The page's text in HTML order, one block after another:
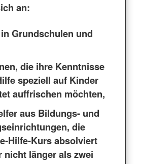
an:
Grundschulen und
die ihre Kenntnisse
speziell auf Kinder
auffrischen möchten,
aus Bildungs- und
die
Hilfe-Kurs absolviert
nicht länger als zwei